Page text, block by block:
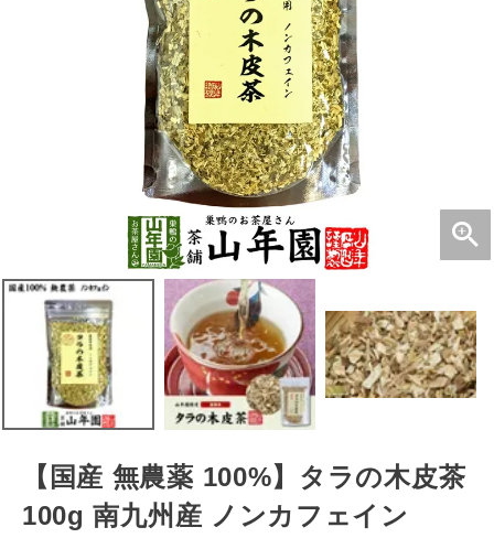
【国産 無農薬 100%】タラの木皮茶
100g 南九州産 ノンカフェイン